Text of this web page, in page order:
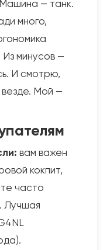
— танк.
много,
минусов —
И смотрю,
Мой —
вам важен
кокпит,
часто
Лучшая